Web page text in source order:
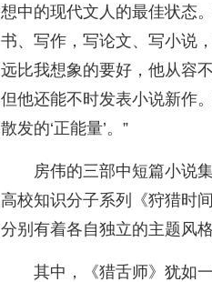
想中的现代文人的最佳状态
书、写作，写论文、写小说
远比我想象的要好，他从容
但他还能不时发表小说新作
散发的‘正能量’。”
房伟的三部中短篇小说
高校知识分子系列《狩猎时
分别有着各自独立的主题风
其中，《猎舌师》犹如